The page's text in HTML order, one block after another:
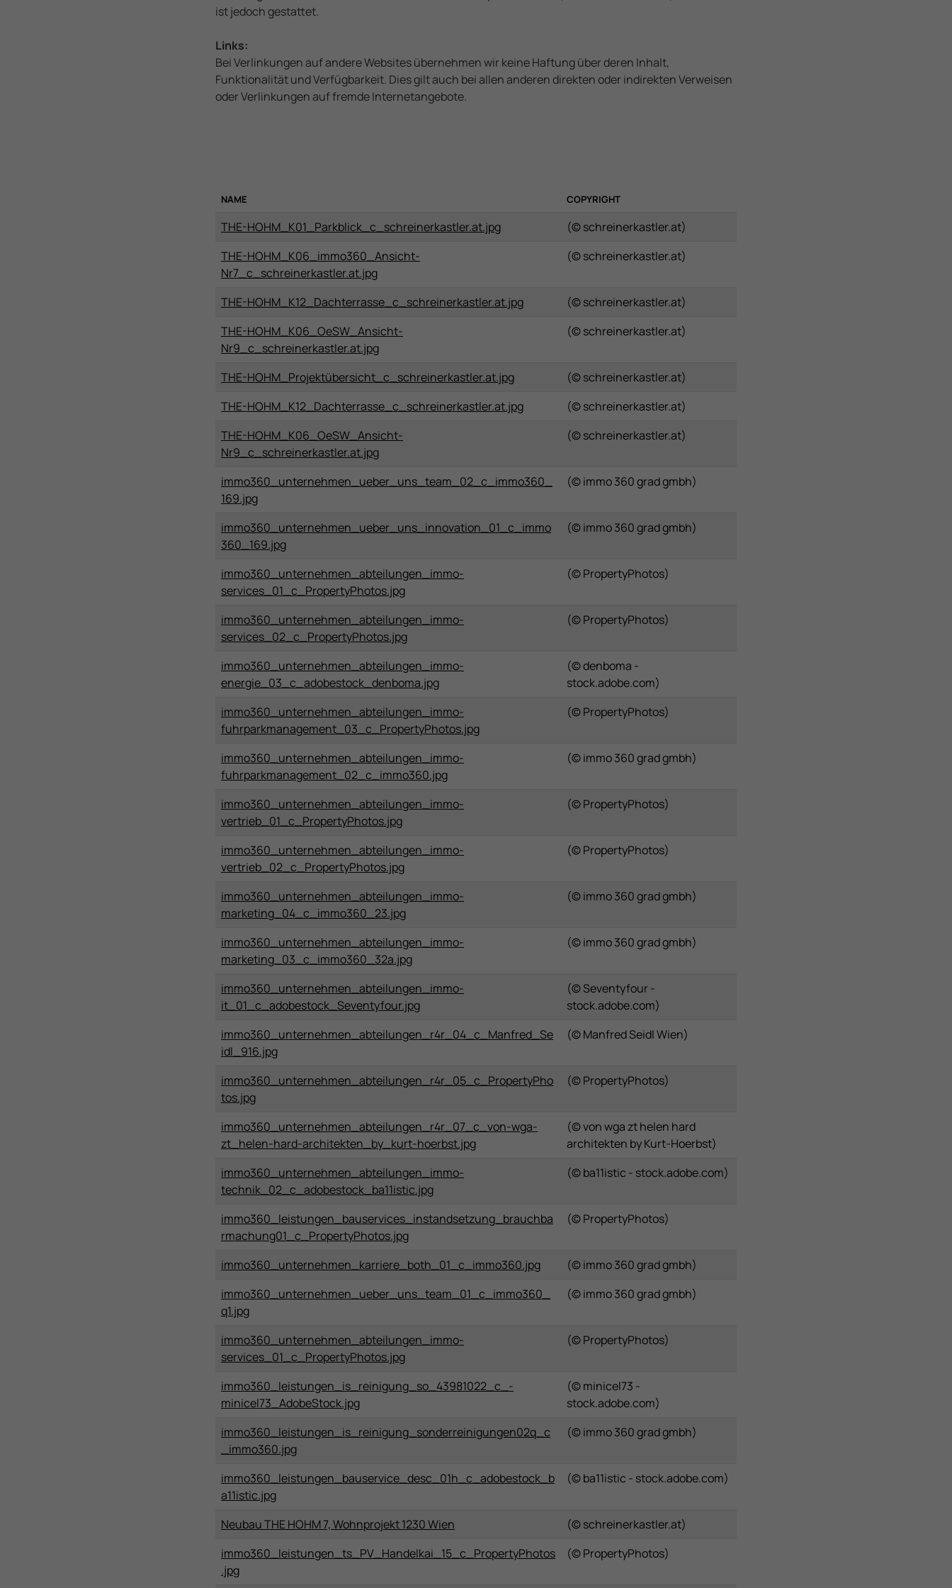
ist jedoch gestattet.
Links:
Bei Verlinkungen auf andere Websites übernehmen wir keine Haftung über deren Inhalt,
Funktionalität und Verfügbarkeit. Dies gilt auch bei allen anderen direkten oder indirekten Verweisen
oder Verlinkungen auf fremde Internetangebote.
NAME COPYRIGHT
THE-HOHM_K01_Parkblick_c_schreinerkastler.at.jpg
(© schreinerkastler.at)
THE-HOHM_K06_immo360_Ansicht-
Nr7_c_schreinerkastler.at.jpg
(© schreinerkastler.at)
THE-HOHM_K12_Dachterrasse_c_schreinerkastler.at.jpg
(© schreinerkastler.at)
THE-HOHM_K06_OeSW_Ansicht-
Nr9_c_schreinerkastler.at.jpg
(© schreinerkastler.at)
THE-HOHM_Projektübersicht_c_schreinerkastler.at.jpg
(© schreinerkastler.at)
THE-HOHM_K12_Dachterrasse_c_schreinerkastler.at.jpg
(© schreinerkastler.at)
THE-HOHM_K06_OeSW_Ansicht-
Nr9_c_schreinerkastler.at.jpg
(© schreinerkastler.at)
immo360_unternehmen_ueber_uns_team_02_c_immo360_
169.jpg
(© immo 360 grad gmbh)
immo360_unternehmen_ueber_uns_innovation_01_c_immo
360_169.jpg
(© immo 360 grad gmbh)
immo360_unternehmen_abteilungen_immo-
services_01_c_PropertyPhotos.jpg
(© PropertyPhotos)
immo360_unternehmen_abteilungen_immo-
services_02_c_PropertyPhotos.jpg
(© PropertyPhotos)
immo360_unternehmen_abteilungen_immo-
energie_03_c_adobestock_denboma.jpg
(© denboma -
stock.adobe.com)
immo360_unternehmen_abteilungen_immo-
fuhrparkmanagement_03_c_PropertyPhotos.jpg
(© PropertyPhotos)
immo360_unternehmen_abteilungen_immo-
fuhrparkmanagement_02_c_immo360.jpg
(© immo 360 grad gmbh)
immo360_unternehmen_abteilungen_immo-
vertrieb_01_c_PropertyPhotos.jpg
(© PropertyPhotos)
immo360_unternehmen_abteilungen_immo-
vertrieb_02_c_PropertyPhotos.jpg
(© PropertyPhotos)
immo360_unternehmen_abteilungen_immo-
marketing_04_c_immo360_23.jpg
(© immo 360 grad gmbh)
immo360_unternehmen_abteilungen_immo-
marketing_03_c_immo360_32a.jpg
(© immo 360 grad gmbh)
immo360_unternehmen_abteilungen_immo-
it_01_c_adobestock_Seventyfour.jpg
(© Seventyfour -
stock.adobe.com)
immo360_unternehmen_abteilungen_r4r_04_c_Manfred_Se
idl_916.jpg
(© Manfred Seidl Wien)
immo360_unternehmen_abteilungen_r4r_05_c_PropertyPho
tos.jpg
(© PropertyPhotos)
immo360_unternehmen_abteilungen_r4r_07_c_von-wga-
zt_helen-hard-architekten_by_kurt-hoerbst.jpg
(© von wga zt helen hard
architekten by Kurt-Hoerbst)
immo360_unternehmen_abteilungen_immo-
technik_02_c_adobestock_ba11istic.jpg
(© ba11istic - stock.adobe.com)
immo360_leistungen_bauservices_instandsetzung_brauchba
rmachung01_c_PropertyPhotos.jpg
(© PropertyPhotos)
immo360_unternehmen_karriere_both_01_c_immo360.jpg
(© immo 360 grad gmbh)
immo360_unternehmen_ueber_uns_team_01_c_immo360_
q1.jpg
(© immo 360 grad gmbh)
immo360_unternehmen_abteilungen_immo-
services_01_c_PropertyPhotos.jpg
(© PropertyPhotos)
immo360_leistungen_is_reinigung_so_43981022_c_-
minicel73_AdobeStock.jpg
(© minicel73 -
stock.adobe.com)
immo360_leistungen_is_reinigung_sonderreinigungen02q_c
_immo360.jpg
(© immo 360 grad gmbh)
immo360_leistungen_bauservice_desc_01h_c_adobestock_b
a11istic.jpg
(© ba11istic - stock.adobe.com)
Neubau THE HOHM 7, Wohnprojekt 1230 Wien
(© schreinerkastler.at)
immo360_leistungen_ts_PV_Handelkai_15_c_PropertyPhotos
.jpg
(© PropertyPhotos)